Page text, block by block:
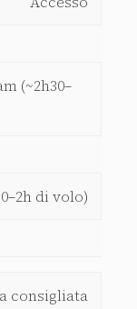
(~2h30–
di volo)
consigliata